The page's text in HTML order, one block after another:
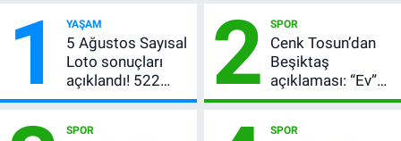
1 YAŞAM
5 Ağustos Sayısal
Loto sonuçları
açıklandı! 522
milyon TL devretti
2 SPOR
Cenk Tosun’dan
Beşiktaş
açıklaması: “Ev”
dedi, asıl mesajı
verdi
SPOR SPOR